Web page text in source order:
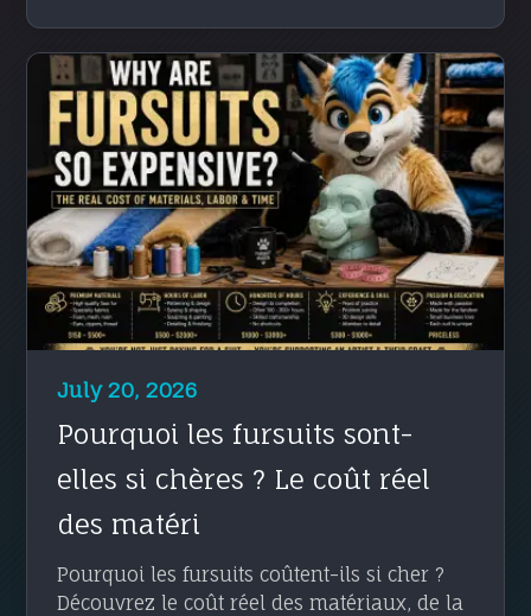
July 20, 2026
Pourquoi les fursuits sont-
elles si chères ? Le coût réel
des matéri
Pourquoi les fursuits coûtent-ils si cher ?
Découvrez le coût réel des matériaux, de la